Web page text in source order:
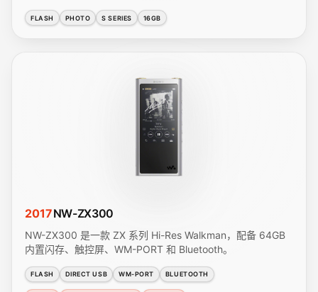
FLASH PHOTO S SERIES 16GB
2017NW-ZX300
NW-ZX300 是一款 ZX 系列 Hi-Res Walkman，配备 64GB
内置闪存、触控屏、WM-PORT 和 Bluetooth。
FLASH DIRECT USB WM-PORT BLUETOOTH